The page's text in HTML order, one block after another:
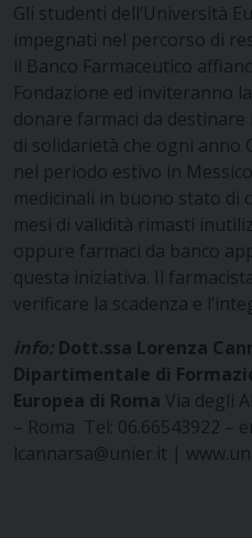
Gli studenti dell’Università
impegnati nel percorso di
il Banco Farmaceutico
Fondazione ed inviteranno
donare farmaci da
di solidarietà che ogni anno
nel periodo estivo in
medicinali in buono stato di
mesi di validità rimasti
oppure farmaci da banco
questa iniziativa. Il
verificare la scadenza e
info: Dott.ssa Lorenza
Dipartimentale di
Europea di Roma Via degli
– Roma Tel: 06.66543922 –
lcannarsa@unier.it |